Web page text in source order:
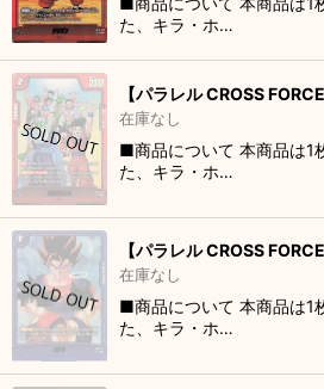
た、キラ・ホ…
【パラレル CROSS
在庫なし
■商品について 本商品は1
た、キラ・ホ…
【パラレル CROSS
在庫なし
■商品について 本商品は1
た、キラ・ホ…